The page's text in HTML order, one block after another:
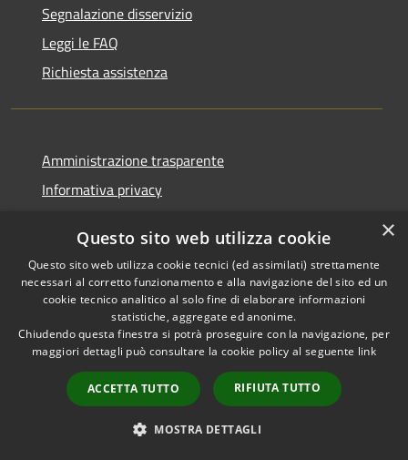
Segnalazione disservizio
Leggi le FAQ
Richiesta assistenza
Amministrazione trasparente
Informativa privacy
Dichiarazione di accessibilità
RSS
Accessibilità
Copyright © 2026 • Comune di
Comun Nuovo • Powered by
Municipium•
Accesso
redazione
×
Questo sito web utilizza cookie
Questo sito web utilizza cookie tecnici (ed assimilati) strettamente
necessari al corretto funzionamento e alla navigazione del sito ed un
cookie tecnico analitico al solo fine di elaborare informazioni
statistiche, aggregate ed anonime.
Chiudendo questa finestra si potrà proseguire con la navigazione, per
maggiori dettagli può consultare la cookie policy al seguente link
ACCETTA TUTTO RIFIUTA TUTTO
MOSTRA DETTAGLI